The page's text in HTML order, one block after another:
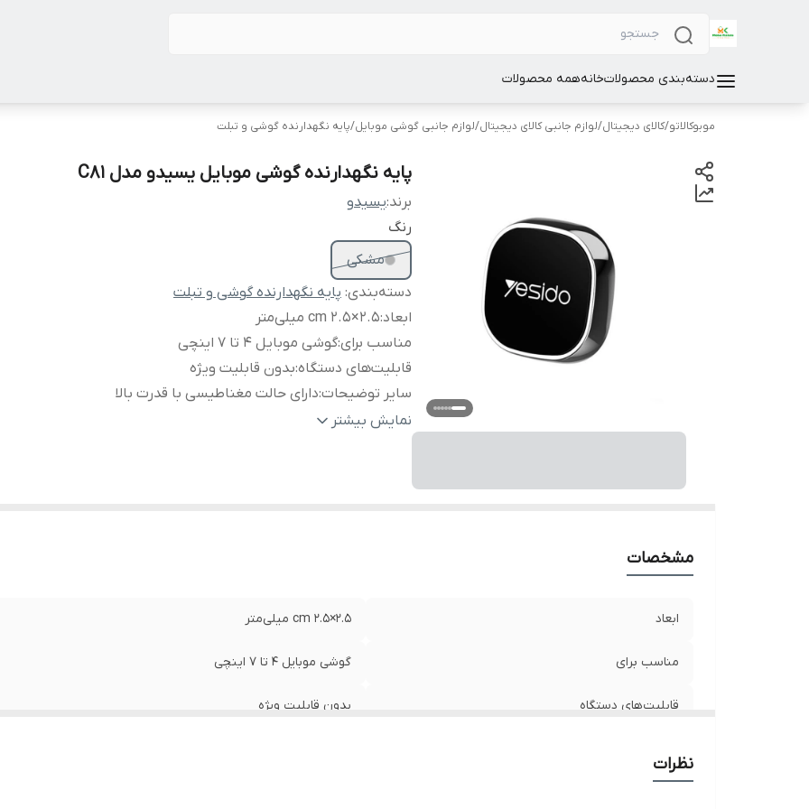
دسته‌بندی محصولاتخانههمه محصولات
موبوکالاتو/کالای دیجیتال/لوازم جانبی کالای دیجیتال/لوازم جانبی گوشی موبایل/پایه نگهدارنده گوشی و تبلت
پایه نگهدارنده گوشی موبایل یسیدو مدل C81
برند:یسیدو
رنگ
مشکی
دسته‌بندی: پایه نگهدارنده گوشی و تبلت
ابعاد:2.5×2.5 cm میلی‌متر
مناسب برای:گوشی موبایل 4 تا 7 اینچی
قابلیت‌های دستگاه:بدون قابلیت ویژه
سایر توضیحات:دارای حالت مغناطیسی با قدرت بالا
نوع پایه نگهدارنده گوشی و تبلت
نمایش بیشتر
مشخصات
ابعاد 2.5×2.5 cm میلی‌متر
مناسب برای گوشی موبایل 4 تا 7 اینچی
قابلیت‌های دستگاه بدون قابلیت ویژه
نظرات